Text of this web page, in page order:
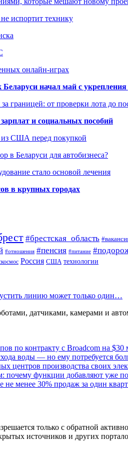
испортит технику
онлайн-играх
начал май с укрепления
границей: от проверки лота до
и социальных пособий
из США перед покупкой
в Беларуси для автобизнеса?
стало основой лечения
в крупных городах
#брестская_область
#отношения #пенсия #питание
Россия США технологии
линию может только один…
датчиками, камерами и
по контракту с Broadcom на $30
воды — но ему потребуется
центров производства своих
почему функции добавляют уже
менее 30% продаж за один
только с обратной
источников и других